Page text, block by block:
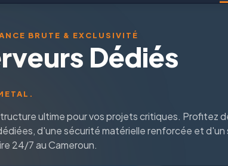
BRUTE & EXCLUSIVITÉ
Dédiés
ultime pour vos projets critiques. Profitez
d'une sécurité matérielle renforcée et d'un
24/7 au Cameroun.